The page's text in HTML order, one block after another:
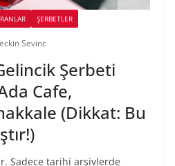
ŞERBETLER
Sevinc
Şerbeti
Cafe,
(Dikkat: Bu
Sadece tarihi arşivlerde